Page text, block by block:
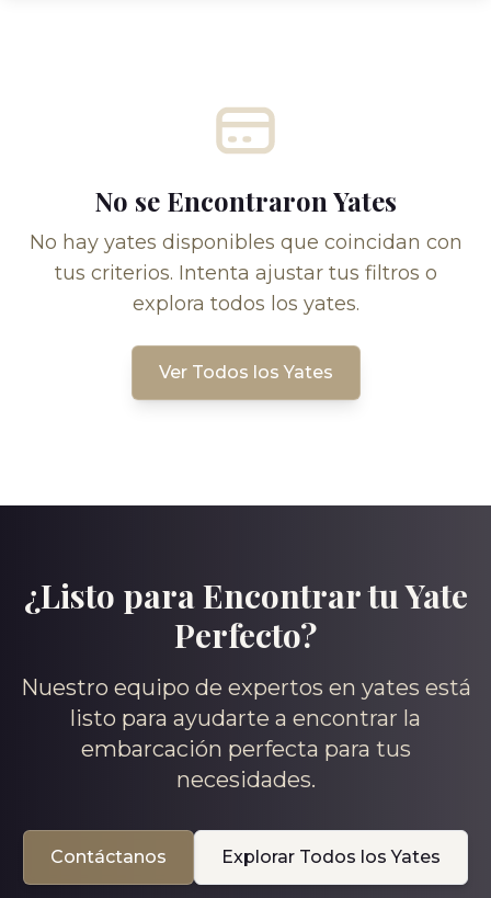
No se Encontraron Yates
No hay yates disponibles que coincidan con
tus criterios. Intenta ajustar tus filtros o
explora todos los yates.
Ver Todos los Yates
¿Listo para Encontrar tu Yate
Perfecto?
Nuestro equipo de expertos en yates está
listo para ayudarte a encontrar la
embarcación perfecta para tus
necesidades.
Contáctanos Explorar Todos los Yates